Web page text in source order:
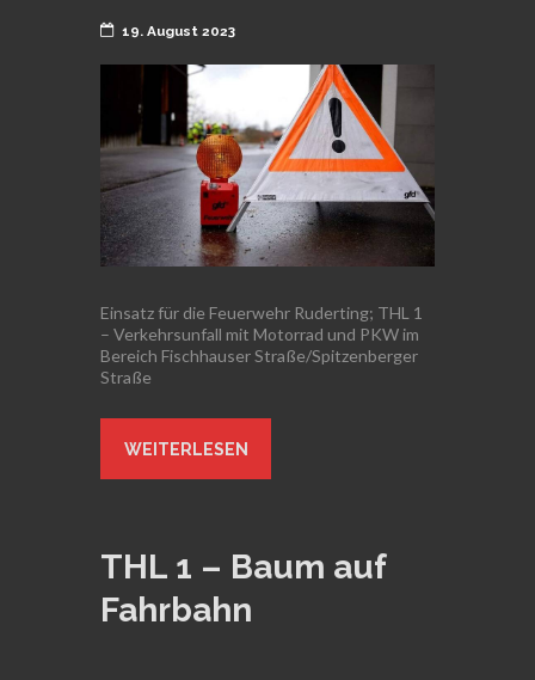
19. August 2023
Einsatz für die Feuerwehr Ruderting; THL 1
– Verkehrsunfall mit Motorrad und PKW im
Bereich Fischhauser Straße/Spitzenberger
Straße
WEITERLESEN
THL 1 – Baum auf
Fahrbahn